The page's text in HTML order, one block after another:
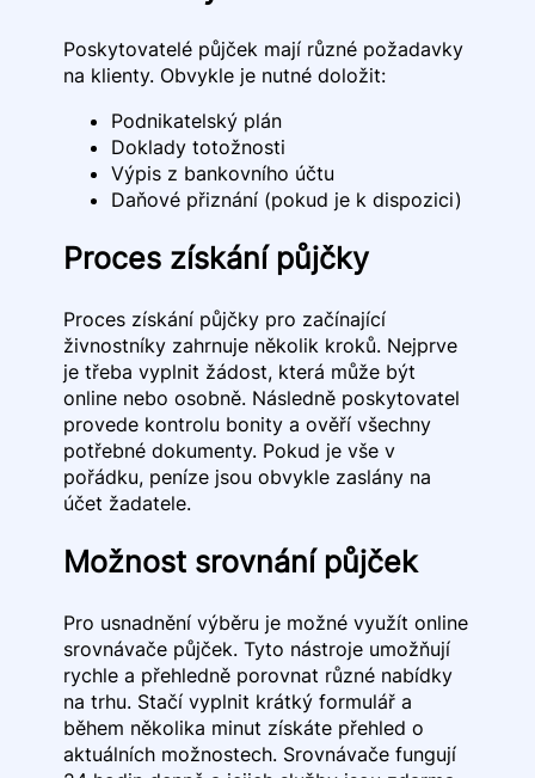
Poskytovatelé půjček mají různé požadavky
na klienty. Obvykle je nutné doložit:
Podnikatelský plán
Doklady totožnosti
Výpis z bankovního účtu
Daňové přiznání (pokud je k dispozici)
Proces získání půjčky
Proces získání půjčky pro začínající
živnostníky zahrnuje několik kroků. Nejprve
je třeba vyplnit žádost, která může být
online nebo osobně. Následně poskytovatel
provede kontrolu bonity a ověří všechny
potřebné dokumenty. Pokud je vše v
pořádku, peníze jsou obvykle zaslány na
účet žadatele.
Možnost srovnání půjček
Pro usnadnění výběru je možné využít online
srovnávače půjček. Tyto nástroje umožňují
rychle a přehledně porovnat různé nabídky
na trhu. Stačí vyplnit krátký formulář a
během několika minut získáte přehled o
aktuálních možnostech. Srovnávače fungují